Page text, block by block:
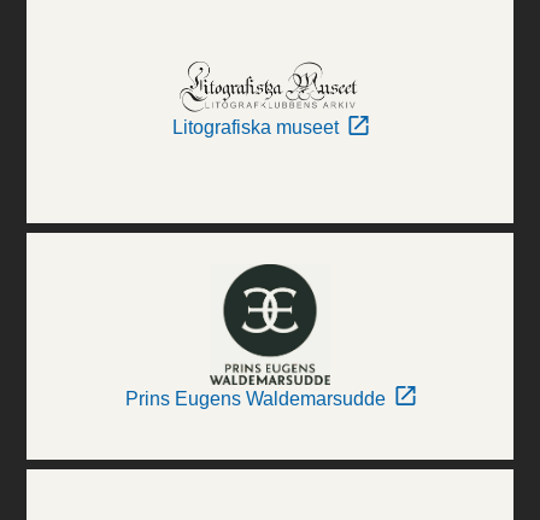
Litografiska museet
Prins Eugens Waldemarsudde